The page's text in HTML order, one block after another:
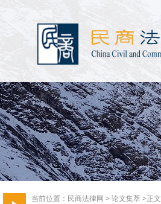
当前位置： 民商法律网 > 论文集萃>正文